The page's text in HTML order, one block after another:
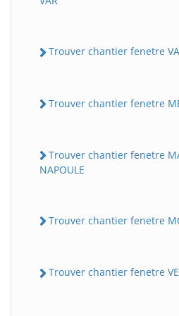
Trouver chantier fenetre
Trouver chantier fenetre
Trouver chantier fenetre
NAPOULE
Trouver chantier fenetre
Trouver chantier fenetre